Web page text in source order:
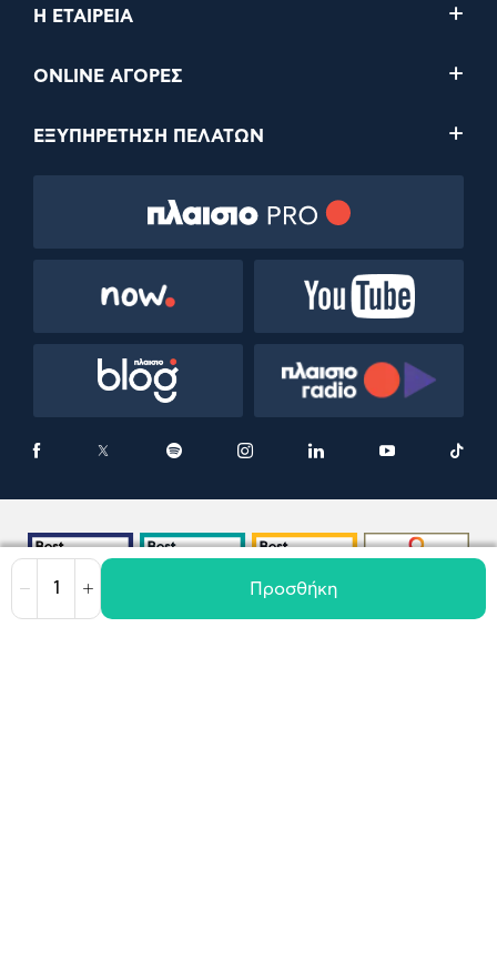
Μείωση Αύξηση Προσθήκη
Η ΕΤΑΙΡΕΙΑ
ONLINE ΑΓΟΡΕΣ
ΕΞΥΠΗΡΕΤΗΣΗ ΠΕΛΑΤΩΝ